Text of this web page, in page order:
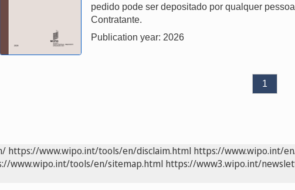
pedido pode ser depositado por qualquer
Contratante.
Publication year: 2026
1
https://www.wipo.int/tools/en/disclaim.html https://www.wipo.int/
www.wipo.int/tools/en/sitemap.html https://www3.wipo.int/